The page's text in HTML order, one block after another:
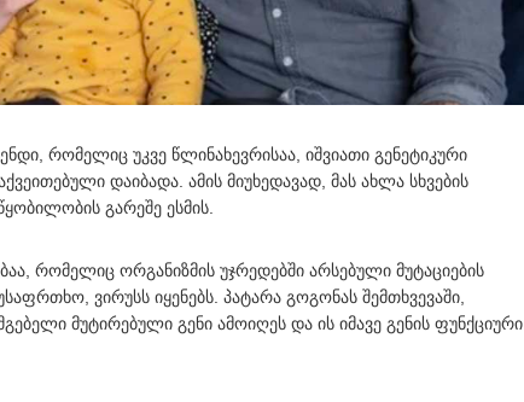
რომელიც უკვე წლინახევრისაა, იშვიათი გენეტიკური
დაიბადა. ამის მიუხედავად, მას ახლა სხვების
გარეშე ესმის.
რომელიც ორგანიზმის უჯრედებში არსებული მუტაციების
ვირუსს იყენებს. პატარა გოგონას შემთხვევაში,
მუტირებული გენი ამოიღეს და ის იმავე გენის ფუნქციური